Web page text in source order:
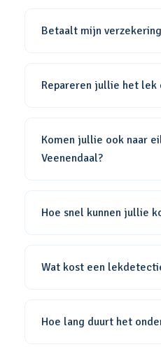
Betaalt mijn
Repareren jullie het lek
Komen jullie ook naar
Veenendaal?
Hoe snel kunnen jullie
Wat kost een
Hoe lang duurt het